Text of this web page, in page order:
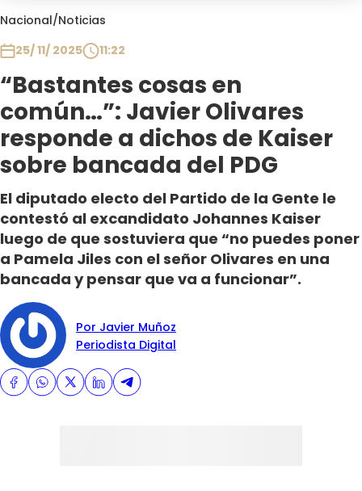
Nacional/Noticias
25/ 11/ 2025
11:22
“Bastantes cosas en
común…”: Javier Olivares
responde a dichos de Kaiser
sobre bancada del PDG
El diputado electo del Partido de la Gente le
contestó al excandidato Johannes Kaiser
luego de que sostuviera que “no puedes poner
a Pamela Jiles con el señor Olivares en una
bancada y pensar que va a funcionar”.
Por Javier Muñoz
Periodista Digital
Club De La Comedia
Plan Perfecto
El Tiempo
Sabingo
Todos Los Programas